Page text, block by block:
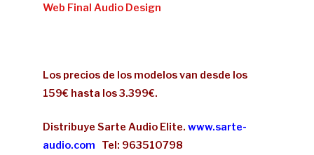
Web Final Audio Design
Los precios de los modelos van desde los
159€ hasta los 3.399€.
Distribuye Sarte Audio Elite. www.sarte-
audio.com Tel: 963510798